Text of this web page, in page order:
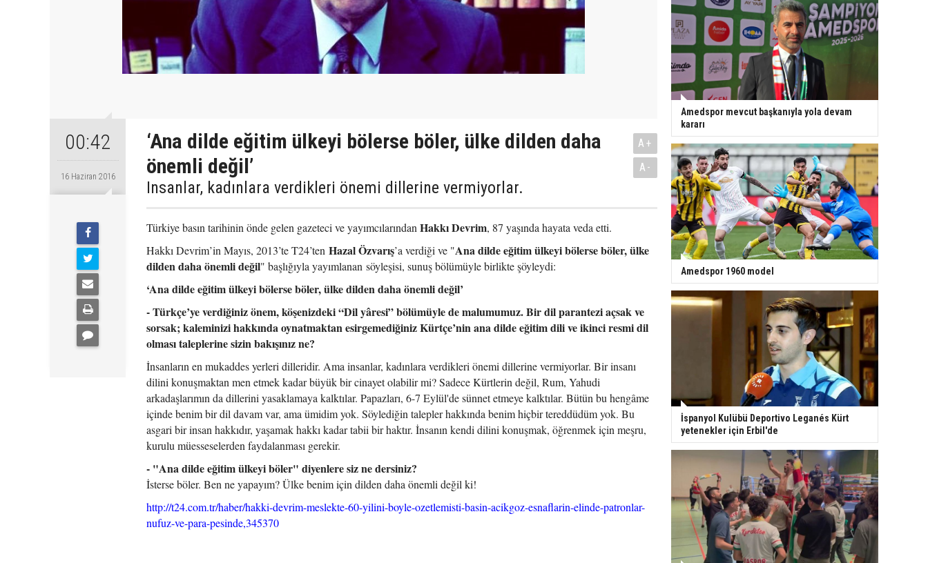
00:42
16 Haziran 2016
‘Ana dilde eğitim ülkeyi bölerse böler, ülke dilden daha
önemli değil’
Insanlar, kadınlara verdikleri önemi dillerine vermiyorlar.
A+
A-
Türkiye basın tarihinin önde gelen gazeteci ve yayımcılarından Hakkı Devrim, 87 yaşında hayata veda etti.
Hakkı Devrim’in Mayıs, 2013’te T24’ten Hazal Özvarış’a verdiği ve "Ana dilde eğitim ülkeyi bölerse böler, ülke
dilden daha önemli değil" başlığıyla yayımlanan söyleşisi, sunuş bölümüyle birlikte şöyleydi:
‘Ana dilde eğitim ülkeyi bölerse böler, ülke dilden daha önemli değil’
- Türkçe’ye verdiğiniz önem, köşenizdeki “Dil yâresi” bölümüyle de malumumuz. Bir dil parantezi açsak ve
sorsak; kaleminizi hakkında oynatmaktan esirgemediğiniz Kürtçe’nin ana dilde eğitim dili ve ikinci resmi dil
olması taleplerine sizin bakışınız ne?
İnsanların en mukaddes yerleri dilleridir. Ama insanlar, kadınlara verdikleri önemi dillerine vermiyorlar. Bir insanı
dilini konuşmaktan men etmek kadar büyük bir cinayet olabilir mi? Sadece Kürtlerin değil, Rum, Yahudi
arkadaşlarımın da dillerini yasaklamaya kalktılar. Papazları, 6-7 Eylül'de sünnet etmeye kalktılar. Bütün bu hengâme
içinde benim bir dil davam var, ama ümidim yok. Söylediğin talepler hakkında benim hiçbir tereddüdüm yok. Bu
asgari bir insan hakkıdır, yaşamak hakkı kadar tabii bir haktır. İnsanın kendi dilini konuşmak, öğrenmek için meşru,
kurulu müesseselerden faydalanması gerekir.
- "Ana dilde eğitim ülkeyi böler" diyenlere siz ne dersiniz?
İsterse böler. Ben ne yapayım? Ülke benim için dilden daha önemli değil ki!
http://t24.com.tr/haber/hakki-devrim-meslekte-60-yilini-boyle-ozetlemisti-basin-acikgoz-esnaflarin-elinde-patronlar-
nufuz-ve-para-pesinde,345370
Amedspor mevcut başkanıyla yola devam
kararı
Amedspor 1960 model
İspanyol Kulübü Deportivo Leganés Kürt
yetenekler için Erbil'de